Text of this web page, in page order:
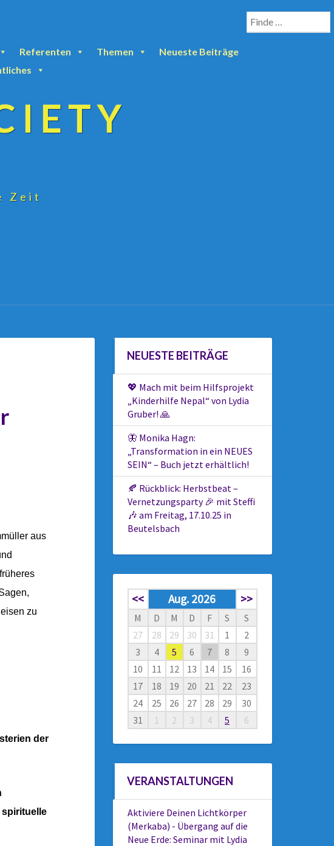
Referenten Themen
Neueste Beiträge
Zeit
aus
zu
der
spirituelle
NEUESTE BEITRÄGE
💖 Mach mit beim Hilfsprojekt
„Kinderhilfe Nepal“ von Lydia
Gruber! 🙏
🦋 Monika Hagn:
„Transformation in ein NEUES
SEIN“ – Buch jetzt erhältlich!
🍂 Rückblick: Herbstbeat –
Vernetzungsparty 🎉 mit Steffi
🎶 am Freitag, 17.10.25 in
Beutelsbach
<< Aug. 2026 >>
M D M D F S
S
27
28 29 30 31 1
2
3
4 5 6 7 8
9
10
11 12 13 14 15
16
17
18 19 20 21 22
23
24
25 26 27 28 29
30
31
1 2 3 4 5 6
VERANSTALTUNGEN
Aktiviere Deinen Lichtkörper
(Merkaba) - Übergang auf die
Neue Erde: Seminar mit Lydia